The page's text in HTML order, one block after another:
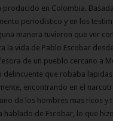
producido en Colombia.
periodistico y en los
manera tuvieron que ver
la vida de Pablo Escobar
de un pueblo cercano a
delincuente que robaba lapidas
encontrando en el
de los hombres mas ricos y
hablado de Escobar, lo que